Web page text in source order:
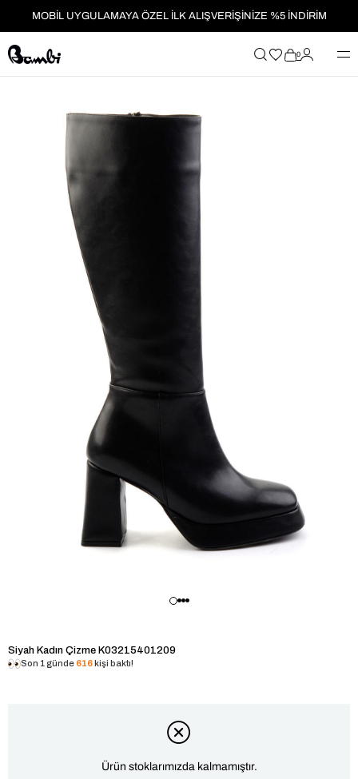
MOBİL UYGULAMAYA ÖZEL İLK ALIŞVERİŞİNİZE %5 İNDİRİM
HER SİPARİŞTE %2 PARAPUAN
0
Siyah Kadın Çizme K03215401209
Son 1 günde 616kişi baktı!
Ürün stoklarımızda kalmamıştır.